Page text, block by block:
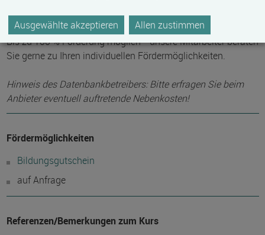
0,00 €
Bis zu 100 % Förderung möglich - unsere Mitarbeiter beraten
Sie gerne zu Ihren individuellen Fördermöglichkeiten.
Hinweis des Datenbankbetreibers: Bitte erfragen Sie beim
Anbieter eventuell auftretende Nebenkosten!
Fördermöglichkeiten
Bildungsgutschein
auf Anfrage
Referenzen/Bemerkungen zum Kurs
Ausgewählte akzeptieren Allen zustimmen